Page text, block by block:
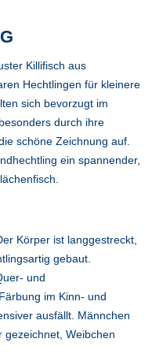
Killifisch aus
Hechtlingen für kleinere
sich bevorzugt im
durch ihre
schöne Zeichnung auf.
ein spannender,
Körper ist langgestreckt,
gebaut.
und
im Kinn- und
ausfällt. Männchen
gezeichnet, Weibchen